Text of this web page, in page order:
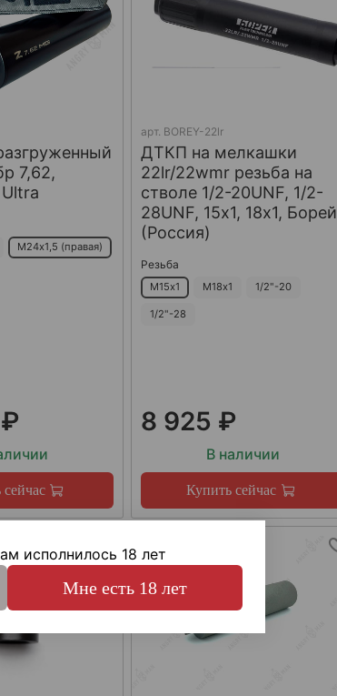
7,62,
М24х1,5 (правая)
арт. BOREY-22lr
ДТКП на мелкашки
22lr/22wmr резьба на
стволе 1/2-20UNF, 1/2-
28UNF, 15х1, 18х1, Борей
(Россия)
Резьба
М15х1 М18х1 1/2"-20
1/2"-28
8 925 ₽
В наличии
Купить сейчас
исполнилось 18 лет
Мне есть 18 лет